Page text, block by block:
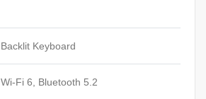
Backlit Keyboard
Wi-Fi 6, Bluetooth 5.2